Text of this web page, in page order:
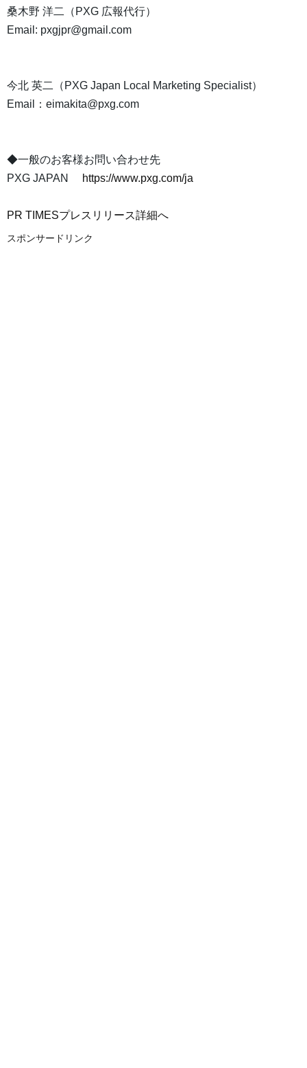
桑木野 洋二（PXG 広報代行）
Email: pxgjpr@gmail.com
今北 英二（PXG Japan Local Marketing Specialist）
Email：eimakita@pxg.com
◆一般のお客様お問い合わせ先
PXG JAPAN
https://www.pxg.com/ja
PR TIMESプレスリリース詳細へ
スポンサードリンク